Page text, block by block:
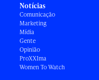
Notícias
Comunicação
Marketing
Mídia
Gente
Opinião
ProXXIma
Women To Watch